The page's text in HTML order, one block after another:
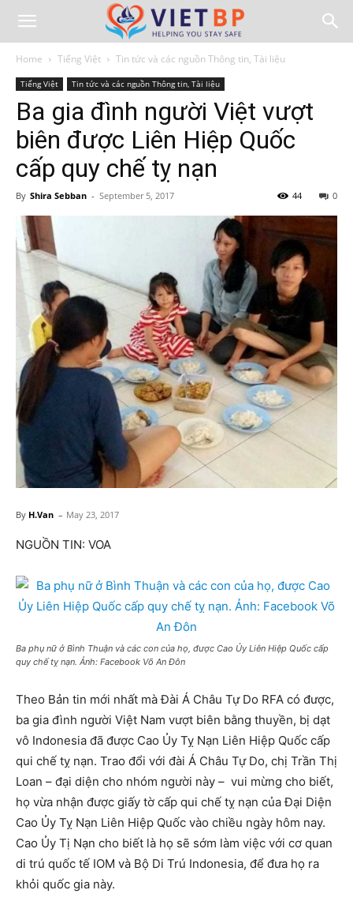
Home Tiếng Việt Tin tức và các nguồn Thông tin, Tài liệu
Tiếng Việt Tin tức và các nguồn Thông tin, Tài liệu
Ba gia đình người Việt vượt
biên được Liên Hiệp Quốc
cấp quy chế tỵ nạn
By Shira Sebban - September 5, 2017 0
44
By H.Van – May 23, 2017
NGUỒN TIN: VOA
Ba phụ nữ ở Bình Thuận và các con của họ, được Cao Ủy Liên Hiệp Quốc cấp
quy chế tỵ nạn. Ảnh: Facebook Võ An Đôn
Theo Bản tin mới nhất mà Đài Á Châu Tự Do RFA có được,
ba gia đình người Việt Nam vượt biên bằng thuyền, bị dạt
vô Indonesia đã được Cao Ủy Tỵ Nạn Liên Hiệp Quốc cấp
qui chế tỵ nạn. Trao đổi với đài Á Châu Tự Do, chị Trần Thị
Loan – đại diện cho nhóm người này – vui mừng cho biết,
họ vừa nhận được giấy tờ cấp qui chế tỵ nạn của Đại Diện
Cao Ủy Tỵ Nạn Liên Hiệp Quốc vào chiều ngày hôm nay.
Cao Ủy Tị Nạn cho biết là họ sẽ sớm làm việc với cơ quan
di trú quốc tế IOM và Bộ Di Trú Indonesia, để đưa họ ra
khỏi quốc gia này.